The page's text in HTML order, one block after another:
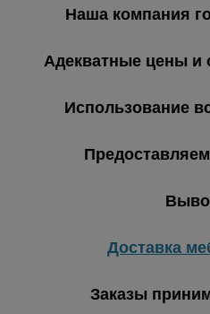
Наша компания
Адекватные цены и
Использование
Доставка
Заказы